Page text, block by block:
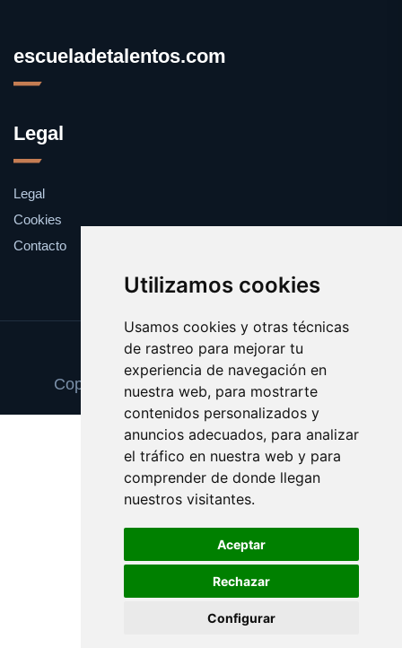
Utilizamos cookies
Usamos cookies y otras técnicas
de rastreo para mejorar tu
experiencia de navegación en
nuestra web, para mostrarte
contenidos personalizados y
anuncios adecuados, para analizar
el tráfico en nuestra web y para
comprender de donde llegan
nuestros visitantes.
Aceptar
Rechazar
Configurar
escueladetalentos.com
Legal
Legal
Cookies
Contacto
Update cookies preferences
Copyright © 2025 escueladetalentos.com